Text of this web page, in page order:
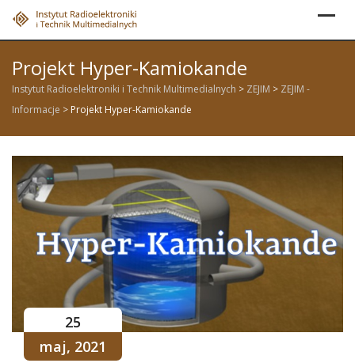
Skip
Projekt Hyper-Kamiokande
Instytut Radioelektroniki i Technik Multimedialnych > ZEJIM > ZEJIM -
Informacje > Projekt Hyper-Kamiokande
25
maj, 2021